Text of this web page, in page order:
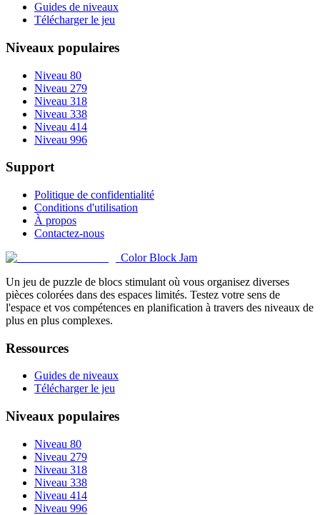
Guides de niveaux
Télécharger le jeu
Niveaux populaires
Niveau 80
Niveau 279
Niveau 318
Niveau 338
Niveau 414
Niveau 996
Support
Politique de confidentialité
Conditions d'utilisation
À propos
Contactez-nous
Color Block Jam
Un jeu de puzzle de blocs stimulant où vous organisez diverses
pièces colorées dans des espaces limités. Testez votre sens de
l'espace et vos compétences en planification à travers des niveaux de
plus en plus complexes.
Ressources
Guides de niveaux
Télécharger le jeu
Niveaux populaires
Niveau 80
Niveau 279
Niveau 318
Niveau 338
Niveau 414
Niveau 996